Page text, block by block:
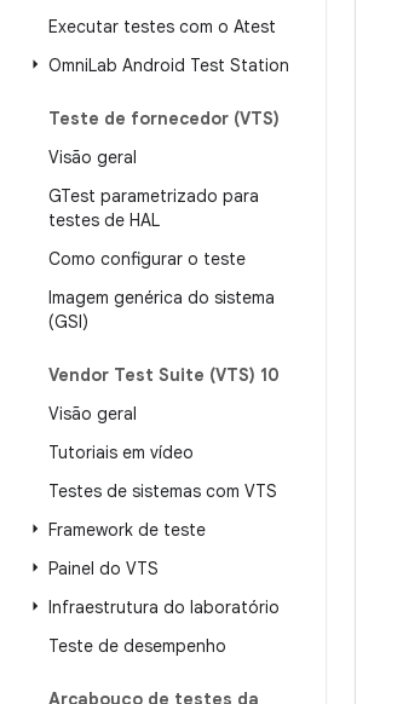
Executar testes com o Atest
OmniLab Android Test Station
Teste de fornecedor (VTS)
Visão geral
GTest parametrizado para
testes de HAL
Como configurar o teste
Imagem genérica do sistema
(GSI)
Vendor Test Suite (VTS) 10
Visão geral
Tutoriais em vídeo
Testes de sistemas com VTS
Framework de teste
Painel do VTS
Infraestrutura do laboratório
Teste de desempenho
Arcabouço de testes da